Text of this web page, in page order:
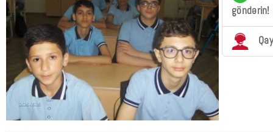
göndərin!